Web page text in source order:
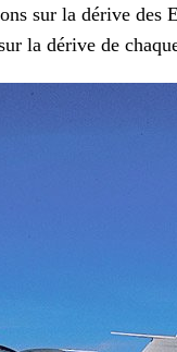
sur la dérive des
la dérive de